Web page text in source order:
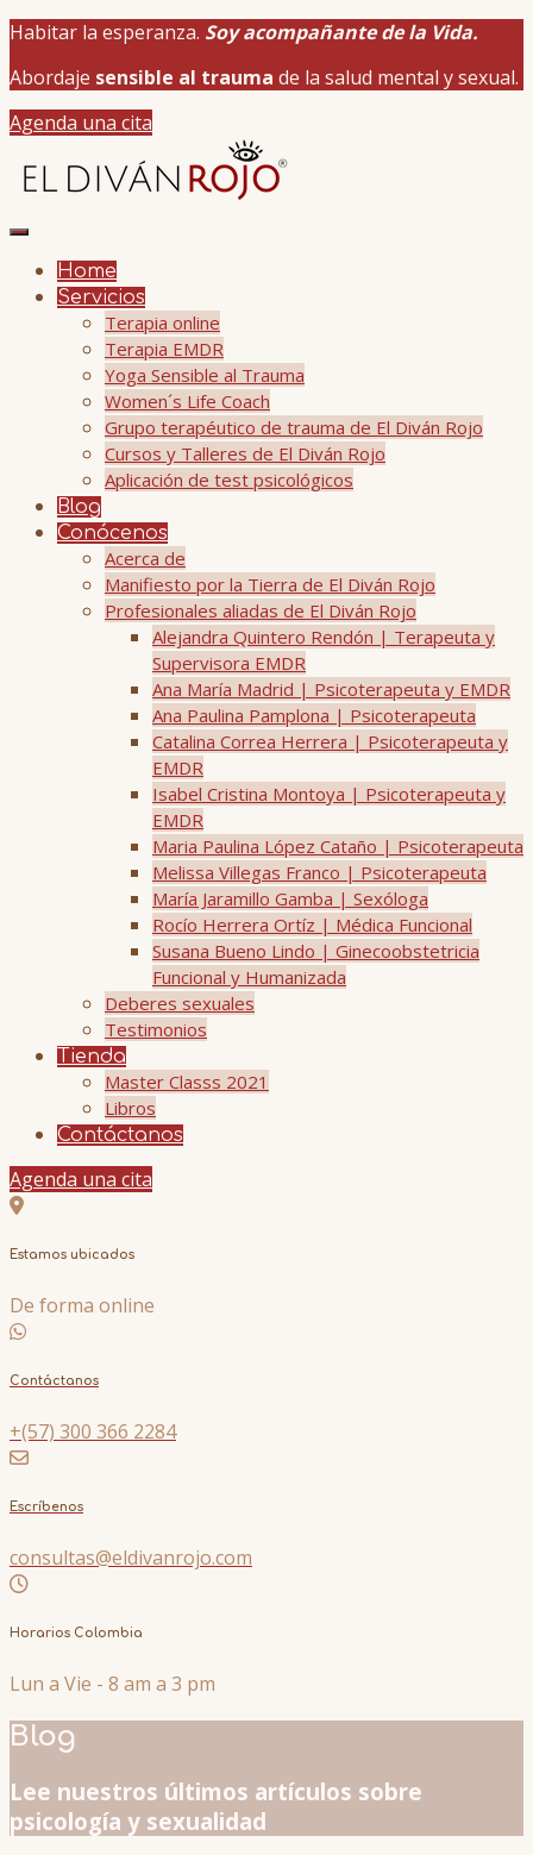
Habitar la esperanza. Soy acompañante de la Vida.
Abordaje sensible al trauma de la salud mental y sexual.
Agenda una cita
Home
Servicios
Terapia online
Terapia EMDR
Yoga Sensible al Trauma
Women´s Life Coach
Grupo terapéutico de trauma de El Diván Rojo
Cursos y Talleres de El Diván Rojo
Aplicación de test psicológicos
Blog
Conócenos
Acerca de
Manifiesto por la Tierra de El Diván Rojo
Profesionales aliadas de El Diván Rojo
Alejandra Quintero Rendón | Terapeuta y
Supervisora EMDR
Ana María Madrid | Psicoterapeuta y EMDR
Ana Paulina Pamplona | Psicoterapeuta
Catalina Correa Herrera | Psicoterapeuta y
EMDR
Isabel Cristina Montoya | Psicoterapeuta y
EMDR
Maria Paulina López Cataño | Psicoterapeuta
Melissa Villegas Franco | Psicoterapeuta
María Jaramillo Gamba | Sexóloga
Rocío Herrera Ortíz | Médica Funcional
Susana Bueno Lindo | Ginecoobstetricia
Funcional y Humanizada
Deberes sexuales
Testimonios
Tienda
Master Classs 2021
Libros
Contáctanos
Agenda una cita
Estamos ubicados
De forma online
Contáctanos
+(57) 300 366 2284
Escríbenos
consultas@eldivanrojo.com
Horarios Colombia
Lun a Vie - 8 am a 3 pm
Blog
Lee nuestros últimos artículos sobre
psicología y sexualidad